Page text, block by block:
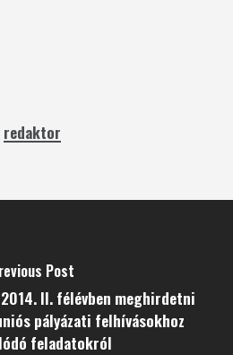
redaktor
Post
II. félévben meghirdetni
pályázati felhívásokhoz
feladatokról